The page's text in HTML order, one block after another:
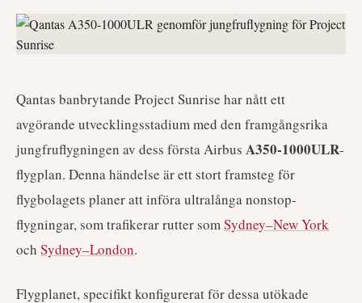
Qantas banbrytande Project Sunrise har nått ett
avgörande utvecklingsstadium med den framgångsrika
jungfruflygningen av dess första Airbus A350-1000ULR-
flygplan. Denna händelse är ett stort framsteg för
flygbolagets planer att införa ultralånga nonstop-
flygningar, som trafikerar rutter somSydney–New York
och Sydney–London.
Flygplanet, specifikt konfigurerat för dessa utökade